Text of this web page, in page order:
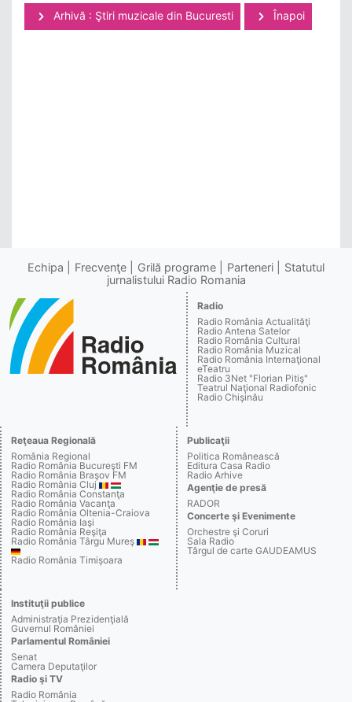
Arhivă : Ştiri muzicale din Bucuresti Înapoi
Echipa Frecvenţe Grilă programe Parteneri
Statutul
jurnalistului Radio Romania
Radio
Radio România Actualităţi
Radio Antena Satelor
Radio România Cultural
Radio România Muzical
Radio România Internaţional
eTeatru
Radio 3Net "Florian Pitiş"
Teatrul Naţional Radiofonic
Radio Chişinău
Reţeaua Regională
România Regional
Radio România Bucureşti FM
Radio România Braşov FM
Radio România Cluj
Radio România Constanţa
Radio România Vacanţa
Radio România Oltenia-Craiova
Radio România Iaşi
Radio România Reşiţa
Radio România Târgu Mureş
Radio România Timişoara
Publicaţii
Politica Românească
Editura Casa Radio
Radio Arhive
Agenţie de presă
RADOR
Concerte şi Evenimente
Orchestre şi Coruri
Sala Radio
Târgul de carte GAUDEAMUS
Instituţii publice
Administraţia Prezidenţială
Guvernul României
Parlamentul României
Senat
Camera Deputaţilor
Radio şi TV
Radio România